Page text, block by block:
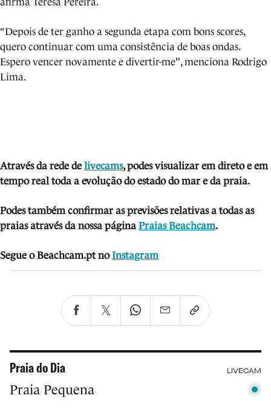
“Depois de ter ganho a segunda etapa com bons scores,
quero continuar com uma consistência de boas ondas.
Espero vencer novamente e divertir-me", menciona Rodrigo
Lima.
Através da rede delivecams, podes visualizar em direto e em
tempo real toda a evolução do estado do mar e da praia.
Podes também confirmar as previsões relativas a todas as
praias através da nossa páginaPraias Beachcam.
Segue o Beachcam.pt no Instagram
Praia do Dia LIVECAM
Praia Pequena